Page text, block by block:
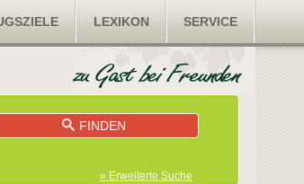
LEXIKON SERVICE
FINDEN
» Erweiterte Suche